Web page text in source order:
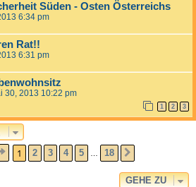
Süden - Osten Österreichs
6:34 pm
Rat!!
6:31 pm
30, 2013 10:22 pm
1 2 3
SEITE1 VON18
1 2 3 4 5 18
GEHE ZU